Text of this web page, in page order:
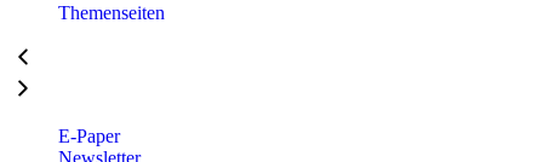
Themenseiten
E-Paper
Newsletter